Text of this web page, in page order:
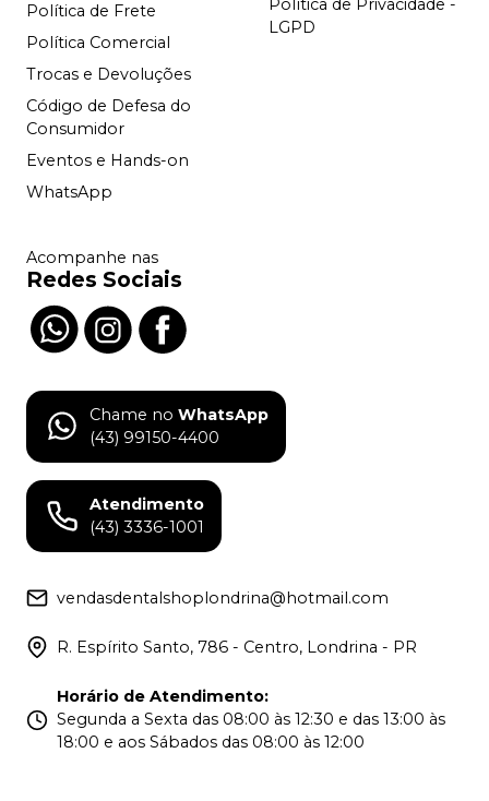
Política de Frete
Política Comercial
Trocas e Devoluções
Código de Defesa do
Consumidor
Eventos e Hands-on
WhatsApp
Política de Privacidade -
LGPD
Acompanhe nas
Redes Sociais
Chame no WhatsApp
(43) 99150-4400
Atendimento
(43) 3336-1001
vendasdentalshoplondrina@hotmail.com
R. Espírito Santo, 786 - Centro, Londrina - PR
Horário de Atendimento:
Segunda a Sexta das 08:00 às 12:30 e das 13:00 às
18:00 e aos Sábados das 08:00 às 12:00